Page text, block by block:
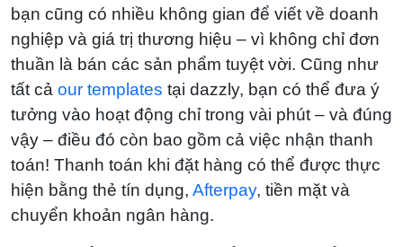
bạn cũng có nhiều không gian để viết về doanh
nghiệp và giá trị thương hiệu – vì không chỉ đơn
thuần là bán các sản phẩm tuyệt vời. Cũng như
tất cả our templates tại dazzly, bạn có thể đưa ý
tưởng vào hoạt động chỉ trong vài phút – và đúng
vậy – điều đó còn bao gồm cả việc nhận thanh
toán! Thanh toán khi đặt hàng có thể được thực
hiện bằng thẻ tín dụng, Afterpay, tiền mặt và
chuyển khoản ngân hàng.